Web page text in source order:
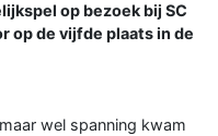
op bezoek bij SC
op de vijfde plaats in de
wel spanning kwam